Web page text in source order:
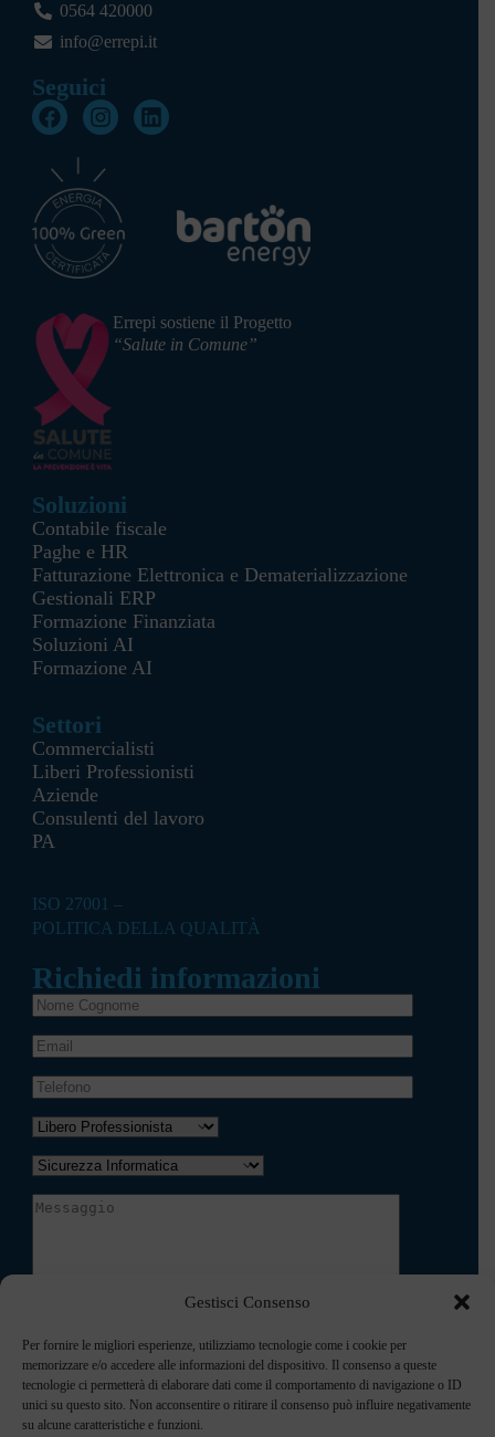
Gestisci Consenso
Per fornire le migliori esperienze, utilizziamo tecnologie come i cookie per
memorizzare e/o accedere alle informazioni del dispositivo. Il consenso a queste
tecnologie ci permetterà di elaborare dati come il comportamento di navigazione o ID
unici su questo sito. Non acconsentire o ritirare il consenso può influire negativamente
su alcune caratteristiche e funzioni.
Richiedi informazioni
Soluzioni
Contabile fiscale
Paghe e HR
Fatturazione Elettronica e Dematerializzazione
Gestionali ERP
Formazione Finanziata
Soluzioni AI
Formazione AI
Settori
Commercialisti
Liberi Professionisti
Aziende
Consulenti del lavoro
PA
ISO 27001 –
POLITICA DELLA QUALITÀ
0564 420000
info@errepi.it
Seguici
Errepi sostiene il Progetto
“Salute in Comune”